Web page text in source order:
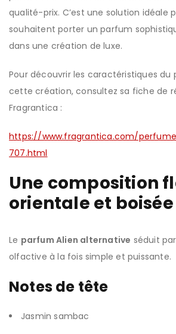
qualité-prix. C’est une solution idéale
souhaitent porter un parfum
dans une création de luxe.
Pour découvrir les caractéristiques du
cette création, consultez sa fiche de
Fragrantica :
https://www.fragrantica.com/
707.html
Une composition
orientale et boisée
Le parfum Alien alternative séduit
olfactive à la fois simple et puissante.
Notes de tête
Jasmin sambac